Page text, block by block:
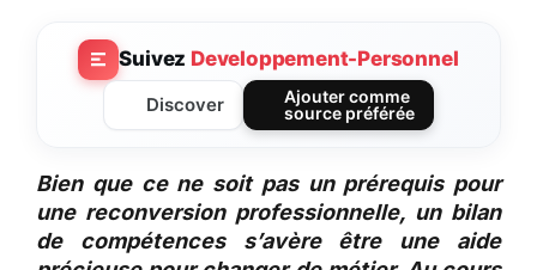
Suivez Developpement-Personnel
Discover
Ajouter comme
source préférée
Bien que ce ne soit pas un prérequis pour
une reconversion professionnelle, un bilan
de compétences s’avère être une aide